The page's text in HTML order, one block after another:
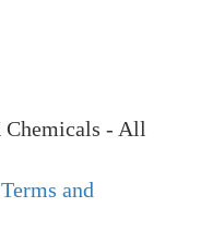
- All
Terms and